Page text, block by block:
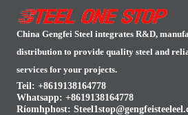
China Gengfei Steel integrates R&D,
distribution to provide quality steel and
services for your projects.
Teil: +8619138164778
Whatsapp: +8619138164778
Ríomhphost: